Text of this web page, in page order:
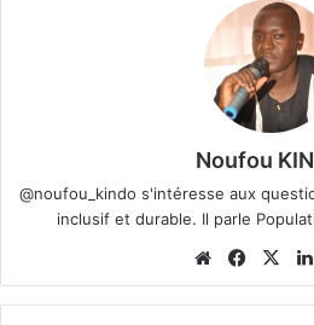
Noufou
@noufou_kindo s'intéresse aux
inclusif et durable. Il parle
We
bsi
Fa
ce
X